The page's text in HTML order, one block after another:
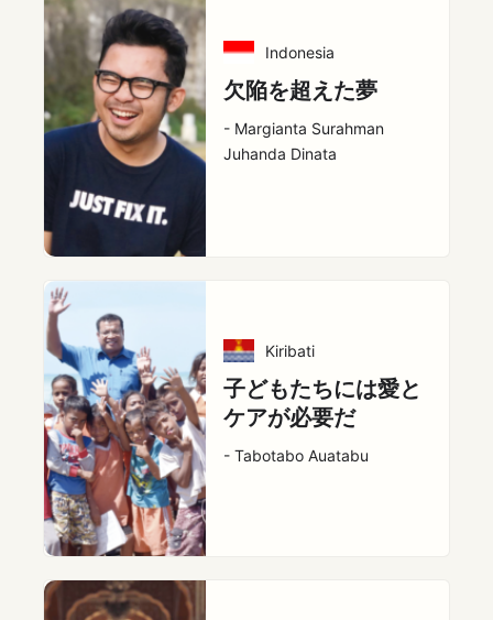
Indonesia
欠陥を超えた夢
- Margianta Surahman
Juhanda Dinata
Kiribati
子どもたちには愛と
ケアが必要だ
- Tabotabo Auatabu